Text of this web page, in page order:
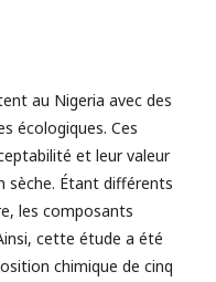
au Nigeria avec des
écologiques. Ces
et leur valeur
sèche. Étant différents
les composants
cette étude a été
chimique de cinq